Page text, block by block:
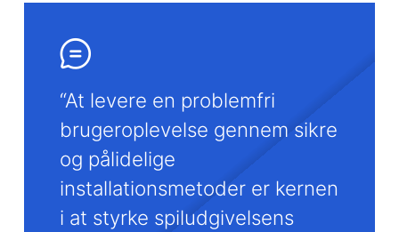
“At levere en problemfri
brugeroplevelse gennem sikre
og pålidelige
installationsmetoder er kernen
i at styrke spiludgivelsens